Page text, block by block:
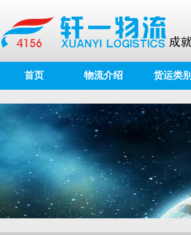
首页 物流介绍 货运类别